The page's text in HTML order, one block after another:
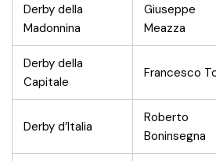
Derby della
Madonnina
Giuseppe
Meazza
Derby della
Capitale
Francesco
Derby d’Italia
Roberto
Boninsegna